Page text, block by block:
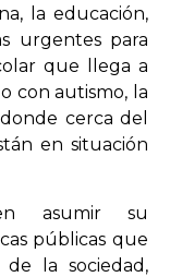
la educación,
urgentes para
que llega a
con autismo, la
cerca del
en situación
asumir su
públicas que
la sociedad,